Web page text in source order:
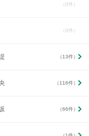
（0件）
（0件）
（13件）
（116件）
（66件）